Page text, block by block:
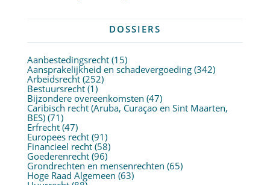
DOSSIERS
Aanbestedingsrecht(15)
Aansprakelijkheid en schadevergoeding(342)
Arbeidsrecht(252)
Bestuursrecht(1)
Bijzondere overeenkomsten (47)
Caribisch recht (Aruba, Curaçao en Sint Maarten,
BES)(71)
Erfrecht(47)
Europees recht(91)
Financieel recht(58)
Goederenrecht(96)
Grondrechten en mensenrechten (65)
Hoge Raad Algemeen (63)